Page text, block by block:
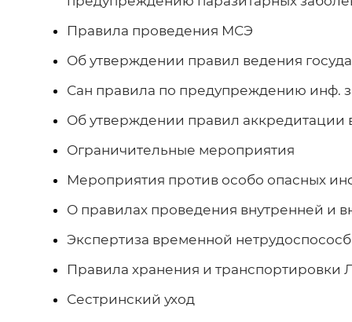
Организационная структура
Стратегический план
Новости
Объявления
Отчет о доходах и расходах
Служба поддержки пациента
Свободное прикрепление граждан к поликлинике
Отделения
Деятельность службы поддержки пациентов и
Нормативно-правовая база
Нормативно-правовые акты
Стандарты государственных услуг
Регламенты государственных услуг
Права услугополучателей
Единый контакт-центр для консультации по услугам
Герб
Отзывы
Часто задаваемые вопросы
Контакты
Правила проведения МСЭ
Об утверждении правил ведения
Сан правила по предупреждению инф.
Об утверждении правил аккредитации
Ограничительные мероприятия
Мероприятия против особо опасных
О правилах проведения внутренней и
Экспертиза временной
Правила хранения и транспортировки
Сестринский уход